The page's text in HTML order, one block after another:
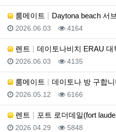
룸메이트 Daytona beach 서
등록일
2026.06.03 조회
4164
렌트 데이토나비치 ERAU
등록일
2026.06.03 조회
4135
룸메이트 데이토나 방 구합
등록일
2026.05.12 조회
6166
렌트 포트 로더데일(fort
등록일
2026.04.29 조회
5848